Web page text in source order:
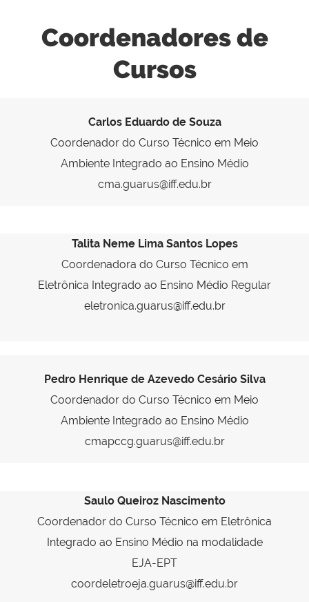
Coordenadores de
Cursos
Carlos Eduardo de Souza
Coordenador do Curso Técnico em Meio
Ambiente Integrado ao Ensino Médio
cma.guarus@iff.edu.br
Talita Neme Lima Santos Lopes
Coordenadora do Curso Técnico em
Eletrônica Integrado ao Ensino Médio Regular
eletronica.guarus@iff.edu.br
Pedro Henrique de Azevedo Cesário Silva
Coordenador do Curso Técnico em Meio
Ambiente Integrado ao Ensino Médio
cmapccg.guarus@iff.edu.br
Saulo Queiroz Nascimento
Coordenador do Curso Técnico em Eletrônica
Integrado ao Ensino Médio na modalidade
EJA-EPT
coordeletroeja.guarus@iff.edu.br